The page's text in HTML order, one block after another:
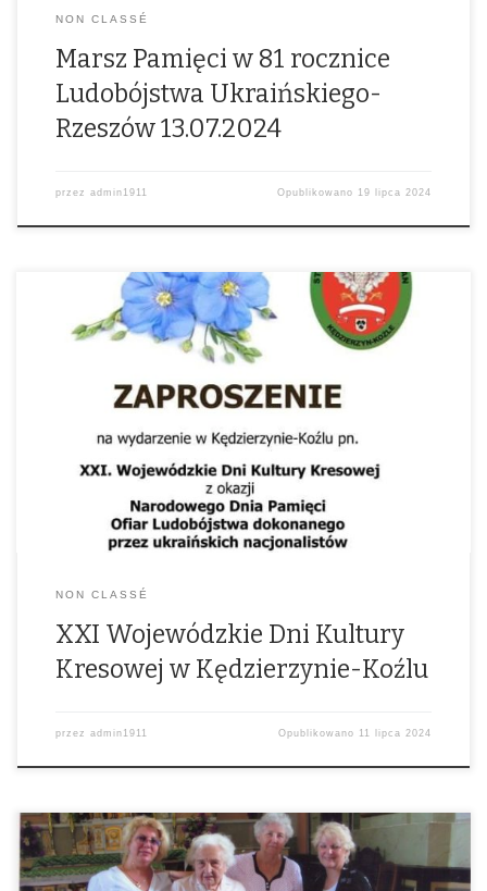
NON CLASSÉ
Marsz Pamięci w 81 rocznice
Ludobójstwa Ukraińskiego-
Rzeszów 13.07.2024
przez admin1911 Opublikowano 19 lipca 2024
Foto: Wiesław Nowakowski
NON CLASSÉ
XXI Wojewódzkie Dni Kultury
Kresowej w Kędzierzynie-Koźlu
przez admin1911 Opublikowano 11 lipca 2024